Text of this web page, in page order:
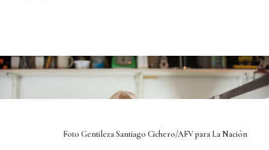
Foto Gentileza Santiago Cichero/AFV para La Nación